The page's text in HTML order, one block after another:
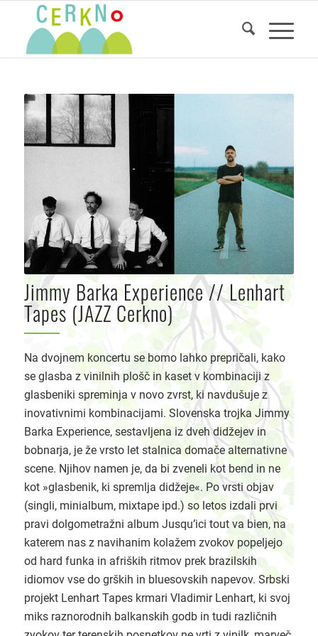
Jimmy Barka Experience // Lenhart
Tapes (JAZZ Cerkno)
Na dvojnem koncertu se bomo lahko prepričali, kako
se glasba z vinilnih plošč in kaset v kombinaciji z
glasbeniki spreminja v novo zvrst, ki navdušuje z
inovativnimi kombinacijami. Slovenska trojka Jimmy
Barka Experience, sestavljena iz dveh didžejev in
bobnarja, je že vrsto let stalnica domače alternativne
scene. Njihov namen je, da bi zveneli kot bend in ne
kot »glasbenik, ki spremlja didžeje«. Po vrsti objav
(singli, minialbum, mixtape ipd.) so letos izdali prvi
pravi dolgometražni album Jusqu’ici tout va bien, na
katerem nas z navihanim kolažem zvokov popeljejo
od hard funka in afriških ritmov prek brazilskih
idiomov vse do grških in bluesovskih napevov. Srbski
projekt Lenhart Tapes krmari Vladimir Lenhart, ki svoj
miks raznorodnih balkanskih godb in tudi različnih